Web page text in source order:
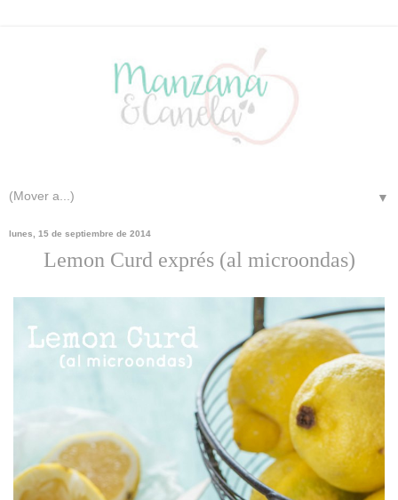
▼
lunes, 15 de septiembre de 2014
Lemon Curd exprés (al microondas)